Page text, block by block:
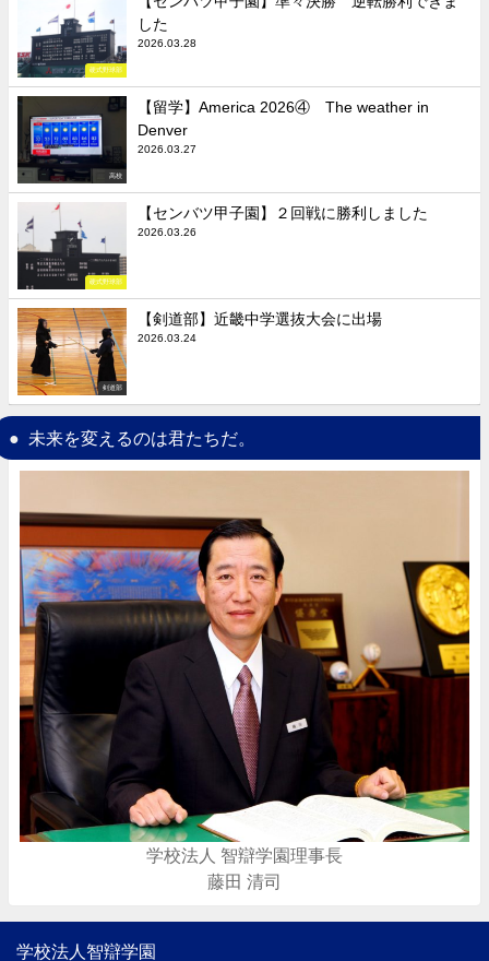
硬式野球部
した
2026.03.28
高校
【留学】America 2026④ The weather in
Denver
2026.03.27
硬式野球部
【センバツ甲子園】２回戦に勝利しました
2026.03.26
剣道部
【剣道部】近畿中学選抜大会に出場
2026.03.24
未来を変えるのは君たちだ。
学校法人 智辯学園理事長
藤田 清司
学校法人智辯学園